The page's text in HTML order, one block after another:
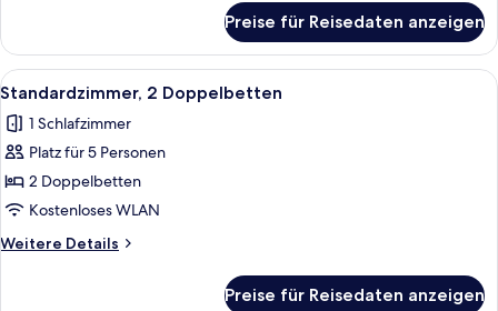
1
Queen-
Bett
Preise für Reisedaten anzeigen
Alle
Fotos
für
Standardzimmer,
2 Doppelbetten
anzeigen
Ein Hotelzimmer mit zwei Betten,
21
Standardzimmer, 2 Doppelbetten
1 Schlafzimmer
Platz für 5 Personen
2 Doppelbetten
Kostenloses WLAN
Weitere Details
Weitere
Preise für Reisedaten anzeigen